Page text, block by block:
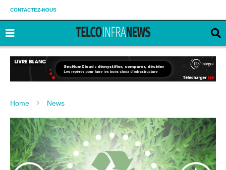
CONTACTEZ-NOUS
Home News